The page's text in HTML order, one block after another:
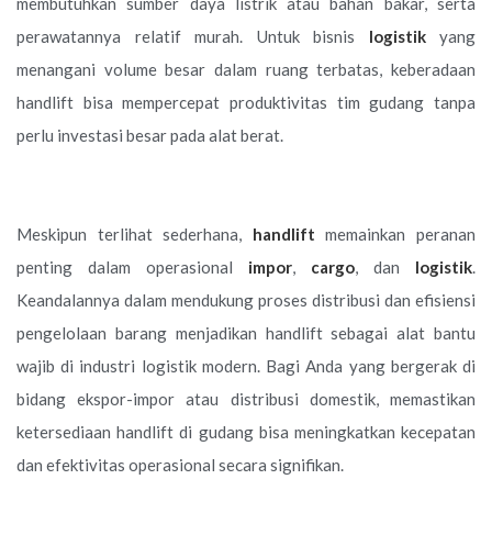
perawatannya relatif murah. Untuk bisnis logistikyang
menangani volume besar dalam ruang terbatas, keberadaan
handlift bisa mempercepat produktivitas tim gudang tanpa
perlu investasi besar pada alat berat.
Meskipun terlihat sederhana, handlift memainkan peranan
penting dalam operasional impor, cargo, dan logistik.
Keandalannya dalam mendukung proses distribusi dan efisiensi
pengelolaan barang menjadikan handlift sebagai alat bantu
wajib di industri logistik modern. Bagi Anda yang bergerak di
bidang ekspor-impor atau distribusi domestik, memastikan
ketersediaan handlift di gudang bisa meningkatkan kecepatan
dan efektivitas operasional secara signifikan.